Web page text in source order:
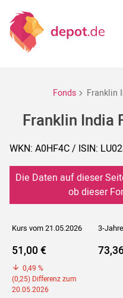
Fonds Franklin
Franklin India
WKN: A0HF4C / ISIN:
Die Daten auf dieser
ob dieser
Kurs vom 21.05.2026 3-
51,00 €
0,49 %
(0,25) Differenz zum
20.05.2026